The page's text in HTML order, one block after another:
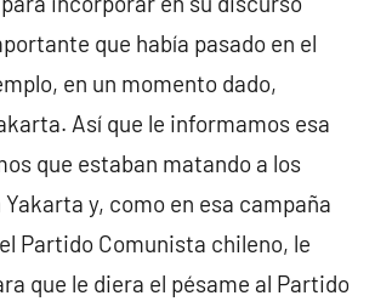
que había pasado en el
en un momento dado,
Así que le informamos esa
que estaban matando a los
y, como en esa campaña
Partido Comunista chileno, le
que le diera el pésame al Partido